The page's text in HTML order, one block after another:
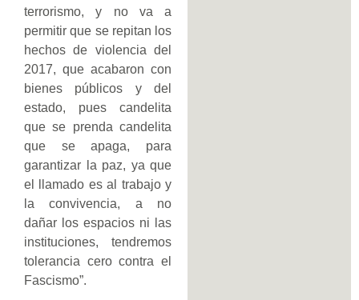
terrorismo, y no va a
permitir que se repitan los
hechos de violencia del
2017, que acabaron con
bienes públicos y del
estado, pues candelita
que se prenda candelita
que se apaga, para
garantizar la paz, ya que
el llamado es al trabajo y
la convivencia, a no
dañar los espacios ni las
instituciones, tendremos
tolerancia cero contra el
Fascismo”.